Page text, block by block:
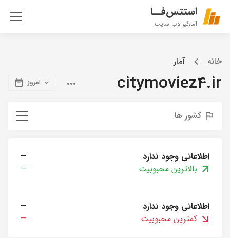
استتس‌فــا
آمارگیر وب سایت
خانه آمار
citymoviez4.ir امروز
کشور ها
اطلاعاتی وجود ندارد
—
بالاترین محبوبیت
—
اطلاعاتی وجود ندارد
—
کمترین محبوبیت
—